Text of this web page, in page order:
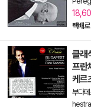
택배
클래
프란
케르
부다